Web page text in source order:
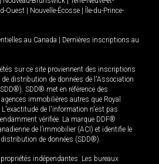
Ouest Nouvelle-Écosse
Île-du-Prince-
au Canada
Dernières inscriptions au
sur ce site proviennent des inscriptions
de distribution de données de l'Association
SDD® met en référence des
immobilières autres que Royal
de l'information n'est pas
vérifiée. La marque DDF®
de l’immobilier (ACI) et identifie le
de données (SDD®).
indépendantes. Les bureaux